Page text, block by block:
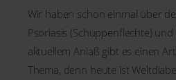
Wir haben schon einmal über
Psoriasis (Schuppenflechte)
aktuellem Anlaß gibt es einen
Thema, denn heute ist